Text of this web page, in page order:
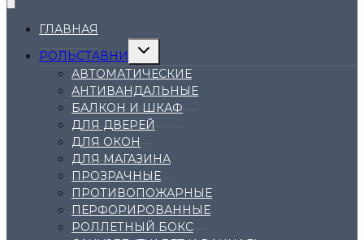
ГЛАВНАЯ
РОЛЬСТАВНИ
Переключить
меню
АВТОМАТИЧЕСКИЕ
АНТИВАНДАЛЬНЫЕ
БАЛКОН И ШКАФ
ДЛЯ ДВЕРЕЙ
ДЛЯ ОКОН
ДЛЯ МАГАЗИНА
ПРОЗРАЧНЫЕ
ПРОТИВОПОЖАРНЫЕ
ПЕРФОРИРОВАННЫЕ
РОЛЛЕТНЫЙ БОКС